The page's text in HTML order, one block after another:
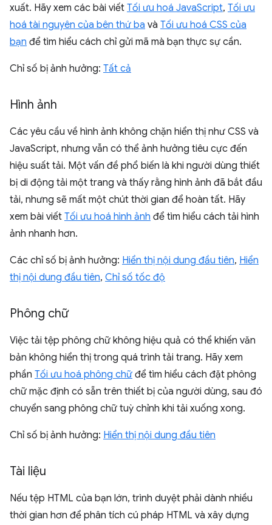
xuất. Hãy xem các bài viết Tối ưu hoá JavaScript, Tối ưu
hoá tài nguyên của bên thứ ba và Tối ưu hoá CSS của
bạn để tìm hiểu cách chỉ gửi mã mà bạn thực sự cần.
Chỉ số bị ảnh hưởng: Tất cả
Hình ảnh
Các yêu cầu về hình ảnh không chặn hiển thị như CSS và
JavaScript, nhưng vẫn có thể ảnh hưởng tiêu cực đến
hiệu suất tải. Một vấn đề phổ biến là khi người dùng thiết
bị di động tải một trang và thấy rằng hình ảnh đã bắt đầu
tải, nhưng sẽ mất một chút thời gian để hoàn tất. Hãy
xem bài viết Tối ưu hoá hình ảnh để tìm hiểu cách tải hình
ảnh nhanh hơn.
Các chỉ số bị ảnh hưởng: Hiển thị nội dung đầu tiên, Hiển
thị nội dung đầu tiên, Chỉ số tốc độ
Phông chữ
Việc tải tệp phông chữ không hiệu quả có thể khiến văn
bản không hiển thị trong quá trình tải trang. Hãy xem
phần Tối ưu hoá phông chữ để tìm hiểu cách đặt phông
chữ mặc định có sẵn trên thiết bị của người dùng, sau đó
chuyển sang phông chữ tuỳ chỉnh khi tải xuống xong.
Chỉ số bị ảnh hưởng: Hiển thị nội dung đầu tiên
Tài liệu
Nếu tệp HTML của bạn lớn, trình duyệt phải dành nhiều
thời gian hơn để phân tích cú pháp HTML và xây dựng